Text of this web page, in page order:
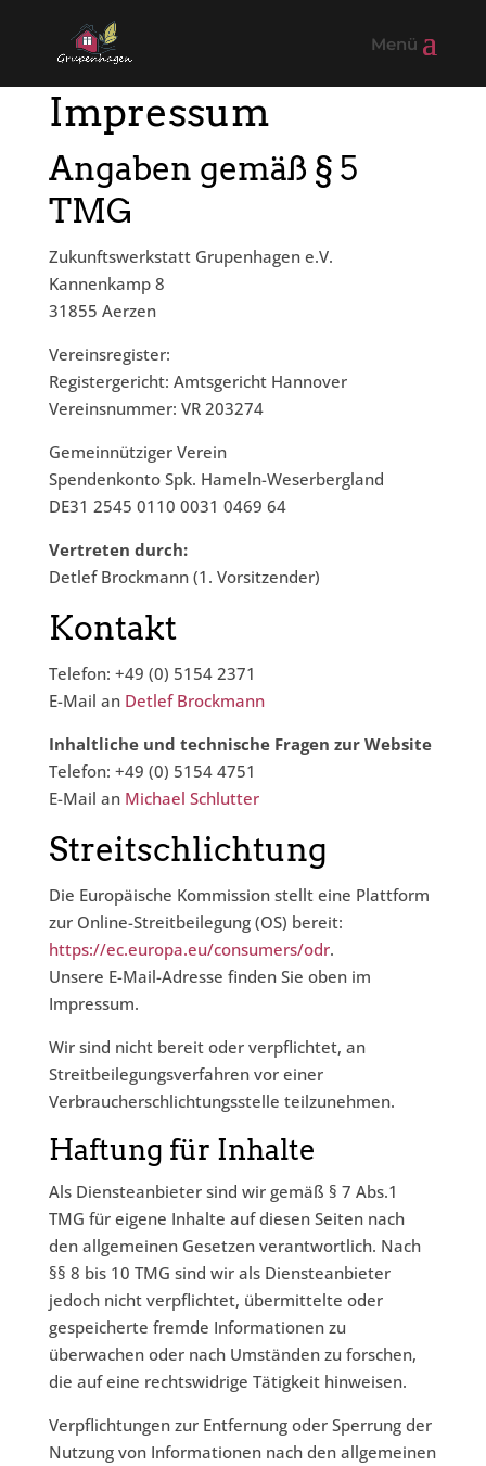
Impressum
Angaben gemäß § 5
TMG
Zukunftswerkstatt Grupenhagen e.V.
Kannenkamp 8
31855 Aerzen
Vereinsregister:
Registergericht: Amtsgericht Hannover
Vereinsnummer: VR 203274
Gemeinnütziger Verein
Spendenkonto Spk. Hameln-Weserbergland
DE31 2545 0110 0031 0469 64
Vertreten durch:
Detlef Brockmann (1. Vorsitzender)
Kontakt
Telefon: +49 (0) 5154 2371
E-Mail an Detlef Brockmann
Inhaltliche und technische Fragen zur Website
Telefon: +49 (0) 5154 4751
E-Mail an Michael Schlutter
Streitschlichtung
Die Europäische Kommission stellt eine Plattform
zur Online-Streitbeilegung (OS) bereit:
https://ec.europa.eu/consumers/odr.
Unsere E-Mail-Adresse finden Sie oben im
Impressum.
Wir sind nicht bereit oder verpflichtet, an
Streitbeilegungsverfahren vor einer
Verbraucherschlichtungsstelle teilzunehmen.
Haftung für Inhalte
Als Diensteanbieter sind wir gemäß § 7 Abs.1
TMG für eigene Inhalte auf diesen Seiten nach
den allgemeinen Gesetzen verantwortlich. Nach
§§ 8 bis 10 TMG sind wir als Diensteanbieter
jedoch nicht verpflichtet, übermittelte oder
gespeicherte fremde Informationen zu
überwachen oder nach Umständen zu forschen,
die auf eine rechtswidrige Tätigkeit hinweisen.
Verpflichtungen zur Entfernung oder Sperrung der
Nutzung von Informationen nach den allgemeinen